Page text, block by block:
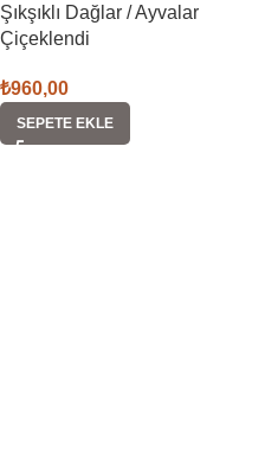
Şıkşıklı Dağlar / Ayvalar
Çiçeklendi
₺960,00
SEPETE EKLE